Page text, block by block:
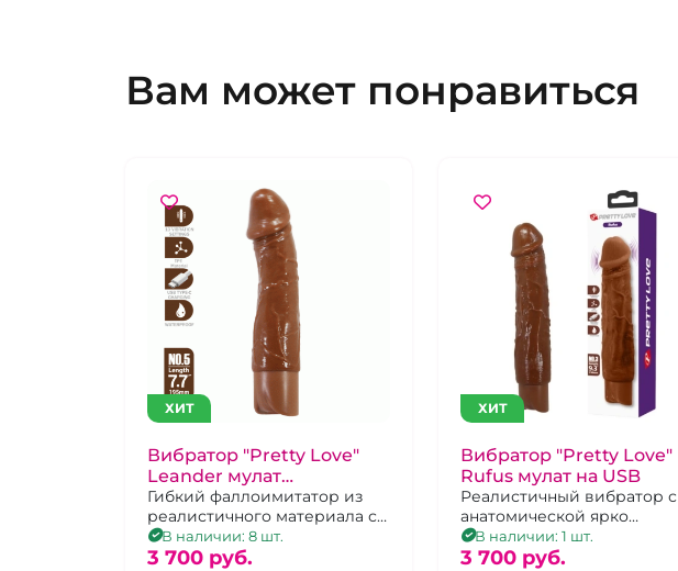
Вам может понравиться
ХИТ
Вибратор "Pretty Love"
Leander мулат
перезаряжаемый
Гибкий фаллоимитатор из
реалистичного материала с
10 режимами вибрации на
зарядке Type-C
В наличии: 8 шт.
3 700 pуб.
ХИТ
Вибратор "Pretty Love"
Rufus мулат на USB
Реалистичный вибратор с
анатомической ярко
выраженной головкой, 10
режимов вибрации.
В наличии: 1 шт.
3 700 pуб.